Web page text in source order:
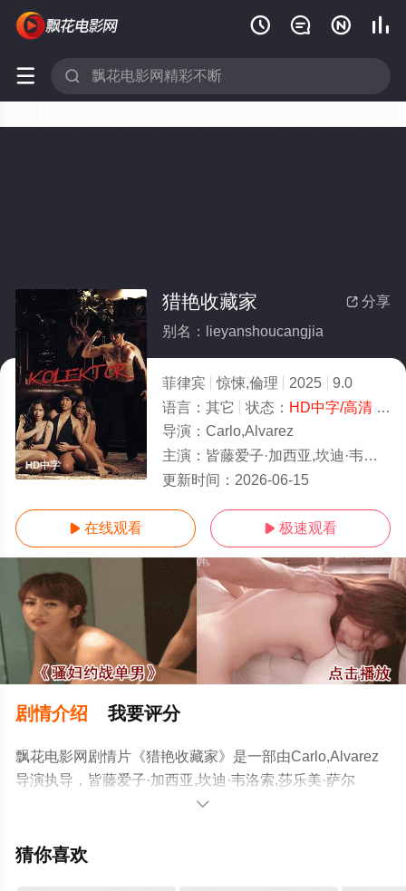
   
 
HD中字
 分享
猎艳收藏家
别名：lieyanshoucangjia
菲律宾 惊悚,倫理 2025
9.0
语言： 其它 状态： HD中字/高清- 免费在线观看
导演： Carlo,Alvarez
主演： 皆藤爱子·加西亚,坎迪·韦洛索,莎乐美·萨尔维,Beverly,Benny,尼科·洛柯
更新时间： 2026-06-15
 在线观看  极速观看
剧情介绍 我要评分
飘花电影网剧情片《猎艳收藏家》是一部由Carlo,Alvarez
导演执导，皆藤爱子·加西亚,坎迪·韦洛索,莎乐美·萨尔
维,Beverly,Benny,尼科·洛柯等演员精彩演绎的菲律宾电
院，更多相关信息可移步至豆瓣电影、电视猫或剧情网等

猜你喜欢